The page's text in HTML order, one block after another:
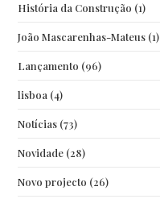
História da Construção (1)
João Mascarenhas-Mateus (1)
Lançamento (96)
lisboa (4)
Notícias (73)
Novidade (28)
Novo projecto (26)